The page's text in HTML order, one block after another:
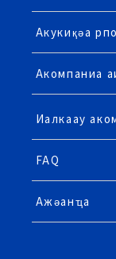
Акукиқәа
Акомпаниа
Иалкаау
FAQ
Ажәанҵа